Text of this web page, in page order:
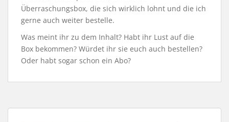
Überraschungsbox, die sich wirklich lohnt und die ich
gerne auch weiter bestelle.
Was meint ihr zu dem Inhalt? Habt ihr Lust auf die
Box bekommen? Würdet ihr sie euch auch bestellen?
Oder habt sogar schon ein Abo?